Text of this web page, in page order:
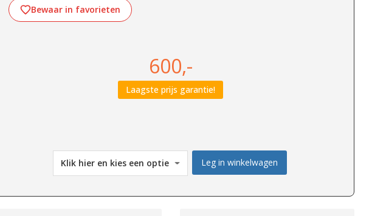
Bewaar in favorieten
600,-
Laagste prijs garantie!
Leg in winkelwagen